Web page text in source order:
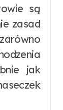
są
zasad
jak